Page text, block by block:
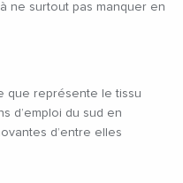
ne surtout pas manquer en
que représente le tissu
d’emploi du sud en
d’entre elles